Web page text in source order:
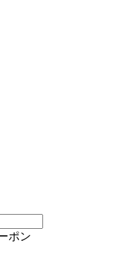
ポン